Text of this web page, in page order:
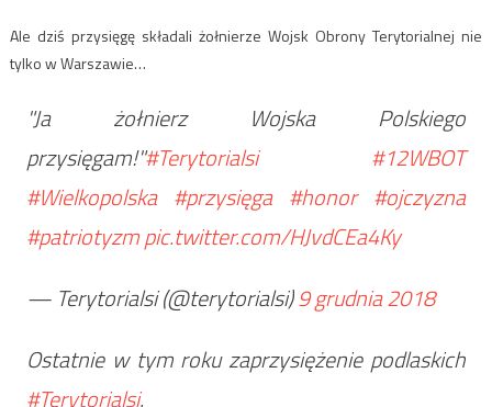
Ale dziś przysięgę składali żołnierze Wojsk Obrony Terytorialnej nie
tylko w Warszawie…
"Ja żołnierz Wojska Polskiego
przysięgam!"#Terytorialsi
#12WBOT
#Wielkopolska #przysięga #honor #ojczyzna
#patriotyzmpic.twitter.com/HJvdCEa4Ky
— Terytorialsi (@terytorialsi)9 grudnia 2018
Ostatnie w tym roku zaprzysiężenie podlaskich
#Terytorialsi.